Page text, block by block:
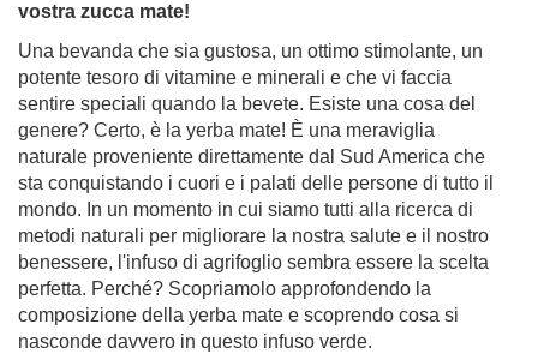
vostra zucca mate!
Una bevanda che sia gustosa, un ottimo stimolante, un
potente tesoro di vitamine e minerali e che vi faccia
sentire speciali quando la bevete. Esiste una cosa del
genere? Certo, è la yerba mate! È una meraviglia
naturale proveniente direttamente dal Sud America che
sta conquistando i cuori e i palati delle persone di tutto il
mondo. In un momento in cui siamo tutti alla ricerca di
metodi naturali per migliorare la nostra salute e il nostro
benessere, l'infuso di agrifoglio sembra essere la scelta
perfetta. Perché? Scopriamolo approfondendo la
composizione della yerba mate e scoprendo cosa si
nasconde davvero in questo infuso verde.